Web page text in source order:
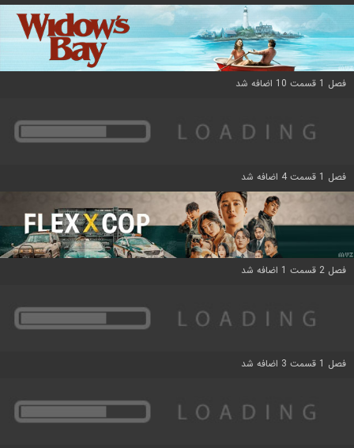
فصل 1 قسمت 10 اضافه شد
فصل 1 قسمت 4 اضافه شد
فصل 2 قسمت 1 اضافه شد
فصل 1 قسمت 3 اضافه شد